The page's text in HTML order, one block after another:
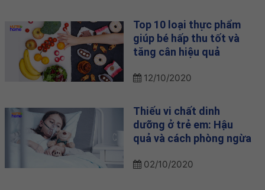
Top 10 loại thực phẩm
giúp bé hấp thu tốt và
tăng cân hiệu quả
12/10/2020
Thiếu vi chất dinh
dưỡng ở trẻ em: Hậu
quả và cách phòng ngừa
02/10/2020